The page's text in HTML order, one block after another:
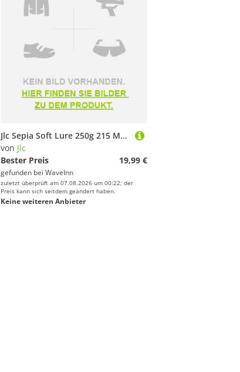
Jlc Sepia Soft Lure 250g 215 Mm Mehrfarbig
von Jlc
Bester Preis
19,99 €
gefunden bei WaveInn
zuletzt überprüft am 07.08.2026 um 00:22; der
Preis kann sich seitdem geändert haben.
Keine weiteren Anbieter